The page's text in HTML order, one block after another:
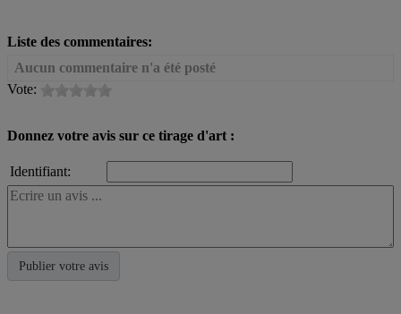
Liste des commentaires:
Aucun commentaire n'a été posté
Vote:
Donnez votre avis sur ce tirage d'art :
Identifiant: